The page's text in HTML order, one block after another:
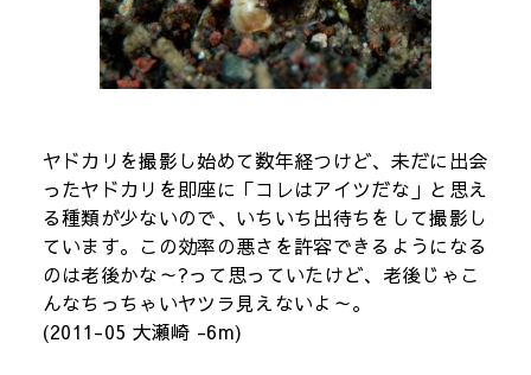
ヤドカリを撮影し始めて数年経つけど、未だに出会
ったヤドカリを即座に「コレはアイツだな」と思え
る種類が少ないので、いちいち出待ちをして撮影し
ています。この効率の悪さを許容できるようになる
のは老後かな～?って思っていたけど、老後じゃこ
んなちっちゃいヤツラ見えないよ～。
(2011-05 大瀬崎 -6m)